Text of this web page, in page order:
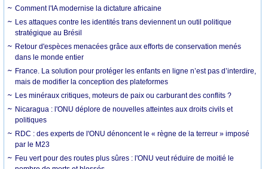
Comment l'IA modernise la dictature africaine
Les attaques contre les identités trans deviennent un outil politique
stratégique au Brésil
Retour d'espèces menacées grâce aux efforts de conservation menés
dans le monde entier
France. La solution pour protéger les enfants en ligne n’est pas d’interdire,
mais de modifier la conception des plateformes
Les minéraux critiques, moteurs de paix ou carburant des conflits ?
Nicaragua : l'ONU déplore de nouvelles atteintes aux droits civils et
politiques
RDC : des experts de l'ONU dénoncent le « règne de la terreur » imposé
par le M23
Feu vert pour des routes plus sûres : l'ONU veut réduire de moitié le